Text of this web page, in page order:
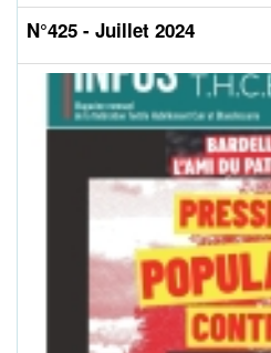
N°425 - Juillet 2024